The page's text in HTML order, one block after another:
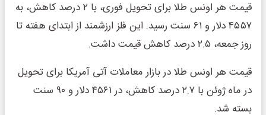
قیمت هر اونس طلا برای تحویل فوری، با ۲ درصد کاهش، به
۴۵۵۷ دلار و ۶۱ سنت رسید. این فلز ارزشمند از ابتدای هفته تا
روز جمعه، ۲.۵ درصد کاهش قیمت داشت.
قیمت هر اونس طلا در بازار معاملات آتی آمریکا برای تحویل
در ماه ژوئن با ۲.۷ درصد کاهش، در ۴۵۶۱ دلار و ۹۰ سنت
بسته شد.